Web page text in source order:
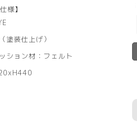
様】
塗装仕上げ）
ション材：フェルト